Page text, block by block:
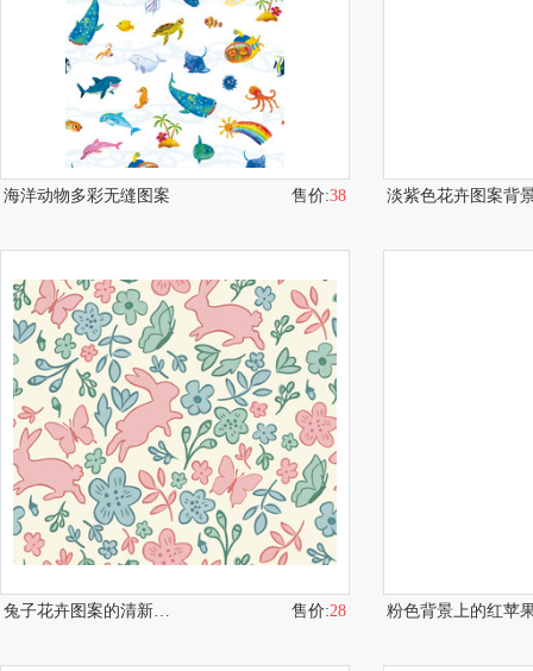
海洋动物多彩无缝图案 售价:38
兔子花卉图案的清新背景图 售价:28